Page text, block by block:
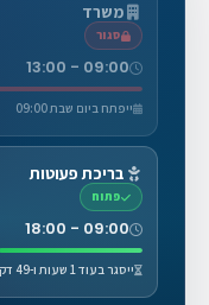
משרד
סגור
09:00 - 13:00
ייפתח ביום שבת 09:00
בריכת פעוטות
פתוח
09:00 - 18:00
ייסגר בעוד 1 שעות ו-49 דקות